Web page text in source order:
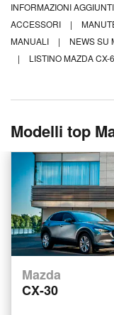
INFORMAZIONI
ACCESSORI
|
MANUALI
| NEWS SU
|
LISTINO MAZDA CX-
Modelli top
Mazda
CX-30